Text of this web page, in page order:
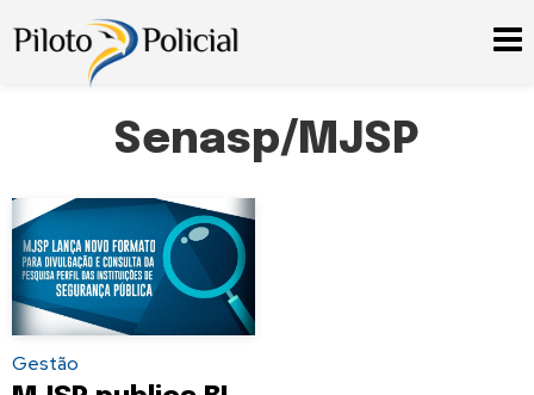
Senasp/MJSP
Gestão